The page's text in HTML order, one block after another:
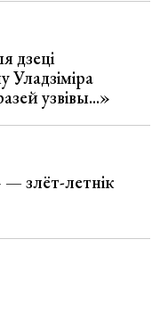
дзеці
Уладзіміра
узвівы...»
— злёт-летнік